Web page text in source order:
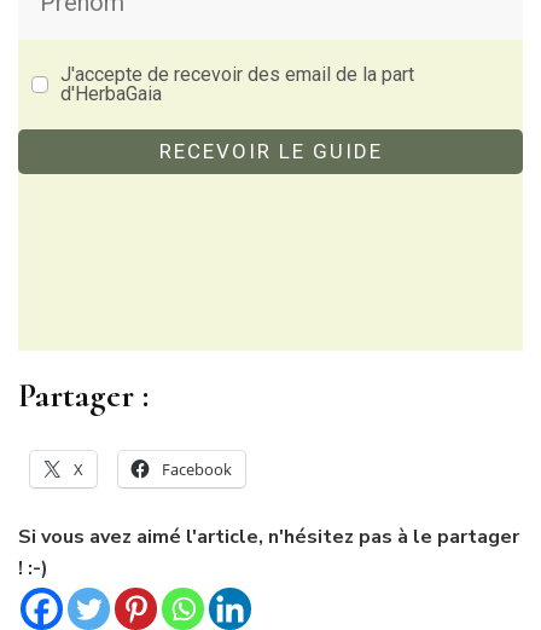
J'accepte de recevoir des email de la part
d'HerbaGaia
RECEVOIR LE GUIDE
Partager :
X Facebook
Si vous avez aimé l'article, n'hésitez pas à le partager
! :-)